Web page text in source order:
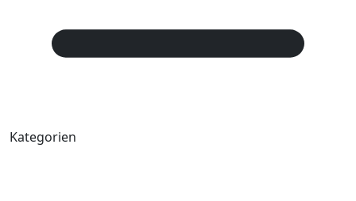
Kategorien